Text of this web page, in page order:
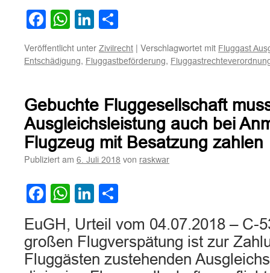
Facebook
WhatsApp
LinkedIn
Veröffentlicht unter Zivilrecht | Verschlagwortet mit Fluggast
Entschädigung, Fluggastbeförderung,
Gebuchte Fluggesellschaft
Ausgleichsleistung auch bei
Flugzeug mit Besatzung zahlen
Publiziert am 6. Juli 2018 von raskwar
Facebook
WhatsApp
LinkedIn
EuGH, Urteil vom 04.07.2018 – C-
großen Flugverspätung ist zur
Fluggästen zustehenden